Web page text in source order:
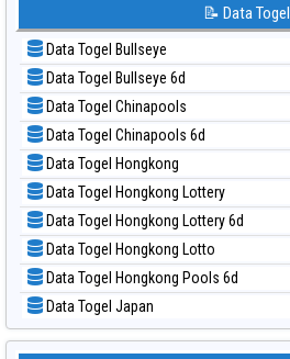
📊 Statistik Sydney Pools 6d
📊 Statistik Taipei
📊 Statistik Taiwan
📝 Pola Dasar Kuda Lari
📝 Pola Dasar Magnum Cambodia
📝 Pola Dasar Nagoya
📝 Pola Dasar North Carolina Day
📝 Pola Dasar Pcso
📝 Pola Dasar Sao Paulo
📝 Pola Dasar Singapore
📝 Pola Dasar Sydney
📝 Pola Dasar Sydney Lottery
📝 Pola Dasar Sydney Lottery 6d
📝 Pola Dasar Sydney Lotto
📝 Pola Dasar Sydney Pools 6d
📝 Data Togel
Data Togel Bullseye
Data Togel Bullseye 6d
Data Togel Chinapools
Data Togel Chinapools 6d
Data Togel Hongkong
Data Togel Hongkong Lottery
Data Togel Hongkong Lottery 6d
Data Togel Hongkong Lotto
Data Togel Hongkong Pools 6d
Data Togel Japan
Data Togel Japan 6d